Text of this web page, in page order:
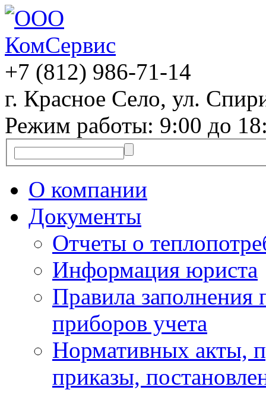
+7 (812) 986-71-14
г. Красное Село, ул.
Режим работы: 9:00 до
О компании
Документы
Отчеты о
Информация юриста
Правила заполнения
приборов учета
Нормативных акты,
приказы,